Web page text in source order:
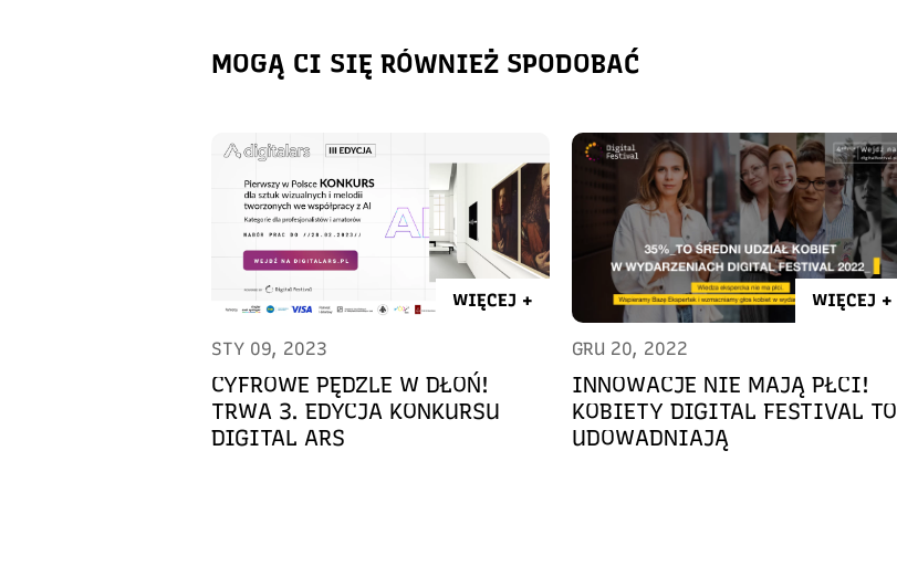
MOGĄ CI SIĘ RÓWNIEŻ SPODOBAĆ
WIĘCEJ +
STY 09, 2023
CYFROWE PĘDZLE W DŁOŃ!
TRWA 3. EDYCJA KONKURSU
DIGITAL ARS
WIĘCEJ +
GRU 20, 2022
INNOWACJE NIE MAJĄ PŁCI!
KOBIETY DIGITAL FESTIVAL TO
UDOWADNIAJĄ